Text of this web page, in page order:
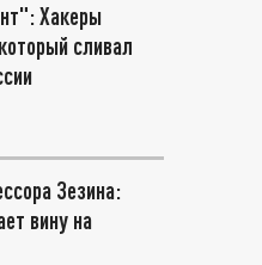
Хакеры
сливал
Зезина:
вину на